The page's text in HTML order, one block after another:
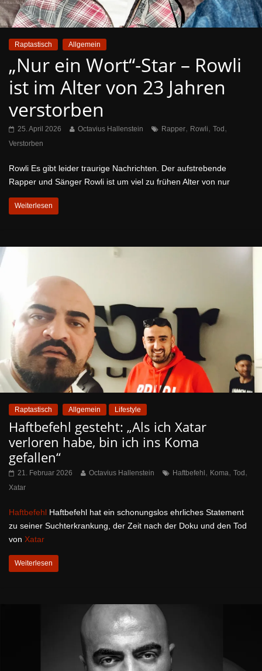
Raptastisch Allgemein
„Nur ein Wort“-Star – Rowli
ist im Alter von 23 Jahren
verstorben
25. April 2026 Octavius Hallenstein Rapper, Rowli, Tod ,
Verstorben
Rowli Es gibt leider traurige Nachrichten. Der aufstrebende
Rapper und Sänger Rowli ist um viel zu frühen Alter von nur
Weiterlesen
Raptastisch Allgemein Lifestyle
Haftbefehl gesteht: „Als ich Xatar
verloren habe, bin ich ins Koma
gefallen“
21. Februar 2026 Octavius Hallenstein Haftbefehl , Koma, Tod ,
Xatar
Haftbefehl Haftbefehl hat ein schonungslos ehrliches Statement
zu seiner Suchterkrankung, der Zeit nach der Doku und den Tod
von Xatar
Weiterlesen